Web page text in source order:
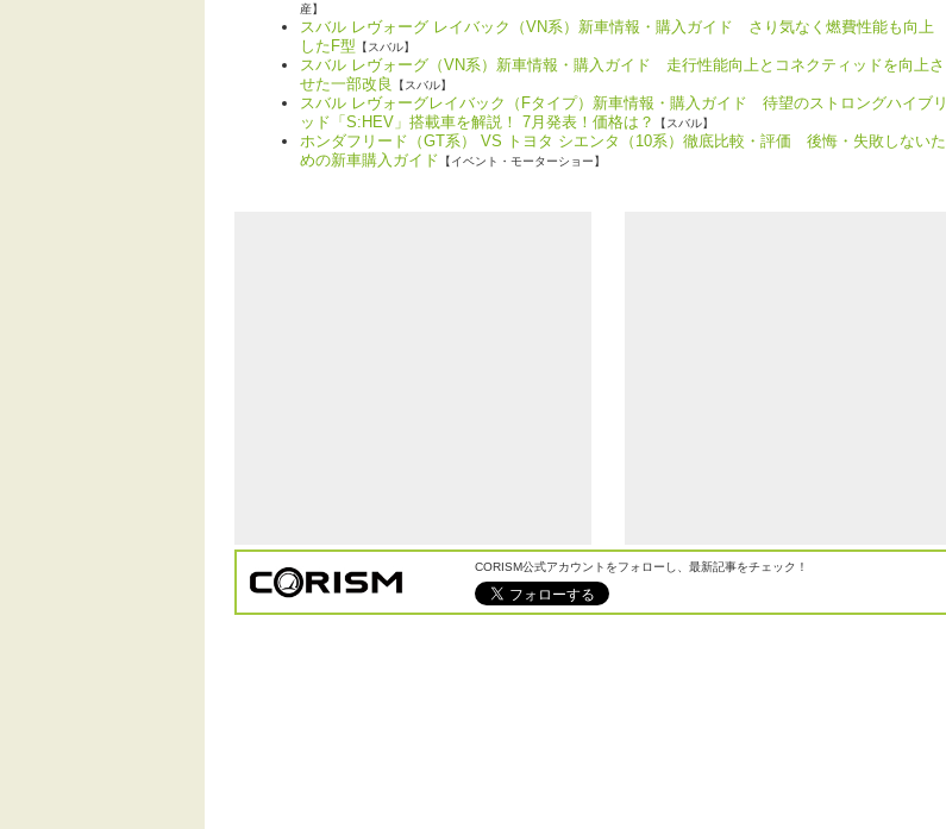
産】
スバル レヴォーグ レイバック（VN系）新車情報・購入ガイド さり気なく燃費性能も向上
したF型 【スバル】
スバル レヴォーグ（VN系）新車情報・購入ガイド 走行性能向上とコネクティッドを向上さ
せた一部改良
【スバル】
スバル レヴォーグレイバック（Fタイプ）新車情報・購入ガイド 待望のストロングハイブリ
ッド「S:HEV」搭載車を解説！ 7月発表！価格は？
【スバル】
ホンダフリード（GT系） VS トヨタ シエンタ（10系）徹底比較・評価 後悔・失敗しないた
めの新車購入ガイド 【イベント・モーターショー】
CORISM公式アカウントをフォローし、最新記事をチェック！